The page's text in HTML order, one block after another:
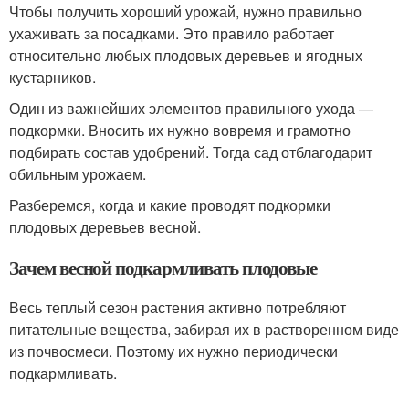
Чтобы получить хороший урожай, нужно правильно
ухаживать за посадками. Это правило работает
относительно любых плодовых деревьев и ягодных
кустарников.
Один из важнейших элементов правильного ухода —
подкормки. Вносить их нужно вовремя и грамотно
подбирать состав удобрений. Тогда сад отблагодарит
обильным урожаем.
Разберемся, когда и какие проводят подкормки
плодовых деревьев весной.
Зачем весной подкармливать плодовые
Весь теплый сезон растения активно потребляют
питательные вещества, забирая их в растворенном виде
из почвосмеси. Поэтому их нужно периодически
подкармливать.